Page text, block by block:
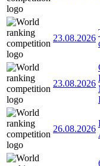
23.08.2026
23.08.2026
26.08.2026